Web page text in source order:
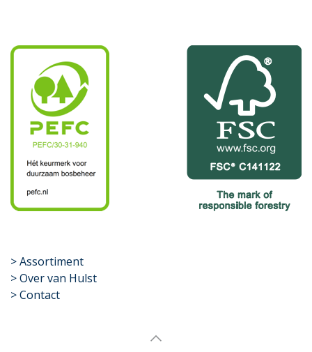
​>Assortiment
> Over van Hulst
> Contact